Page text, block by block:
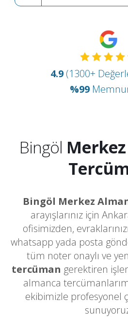
4.9 (1300+
%99
Bingöl
Bingöl Merkez
arayışlarınız için
ofisimizden,
whatsapp yada posta
tüm noter onaylı ve
tercüman gerektiren
almanca
ekibimizle profesyonel